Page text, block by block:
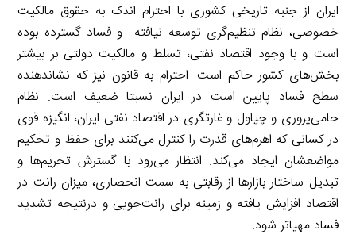
ایران از جنبه تاریخی کشوری با احترام اندک به حقوق مالکیت
خصوصی، نظام تنظیم‌گری توسعه نیافته و فساد گسترده بوده
است و با وجود اقتصاد نفتی، تسلط و مالکیت دولتی بر بیشتر
بخش‌های کشور حاکم است. احترام به قانون نیز که نشاندهنده
سطح فساد پایین است در ایران نسبتا ضعیف است. نظام
حامی‌پروری و چپاول و غارتگری در اقتصاد نفتی ایران، انگیزه قوی
در کسانی که اهرم‌های قدرت را کنترل می‌کنند برای حفظ و تحکیم
مواضعشان ایجاد می‌کند. انتظار می‌رود با گسترش تحریم‌ها و
تبدیل ساختار بازارها از رقابتی به سمت انحصاری، میزان رانت در
اقتصاد افزایش یافته و زمینه برای رانت‌جویی و درنتیجه تشدید
فساد مهیاتر شود.